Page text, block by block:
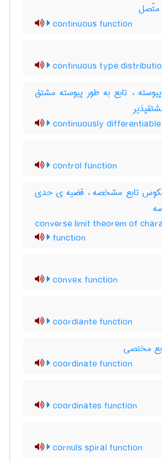
متّصل
continuous function
continuous type
، تابع به طور پیوسته مشتق
continuously
control function
تابع مشخصه ، قضیه ی حدی
converse limit theorem of
function
convex function
coordiante function
مختصی
coordinate function
coordinates function
cornuls spiral function